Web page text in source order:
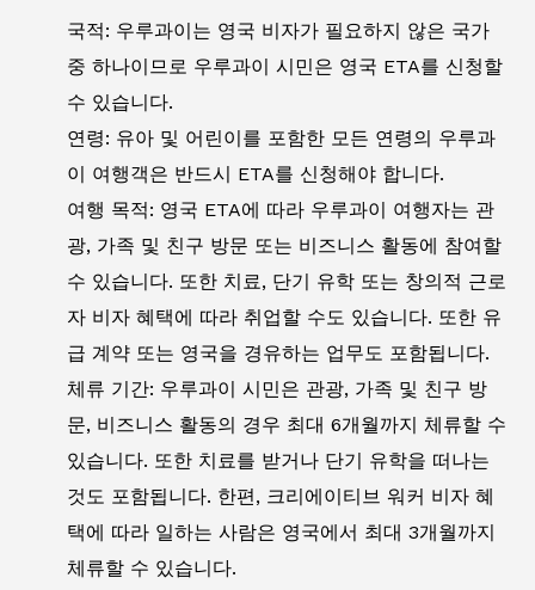
국적: 우루과이는 영국 비자가 필요하지 않은 국가
중 하나이므로 우루과이 시민은 영국 ETA를 신청할
수 있습니다.
연령: 유아 및 어린이를 포함한 모든 연령의 우루과
이 여행객은 반드시 ETA를 신청해야 합니다.
여행 목적: 영국 ETA에 따라 우루과이 여행자는 관
광, 가족 및 친구 방문 또는 비즈니스 활동에 참여할
수 있습니다. 또한 치료, 단기 유학 또는 창의적 근로
자 비자 혜택에 따라 취업할 수도 있습니다. 또한 유
급 계약 또는 영국을 경유하는 업무도 포함됩니다.
체류 기간: 우루과이 시민은 관광, 가족 및 친구 방
문, 비즈니스 활동의 경우 최대 6개월까지 체류할 수
있습니다. 또한 치료를 받거나 단기 유학을 떠나는
것도 포함됩니다. 한편, 크리에이티브 워커 비자 혜
택에 따라 일하는 사람은 영국에서 최대 3개월까지
체류할 수 있습니다.